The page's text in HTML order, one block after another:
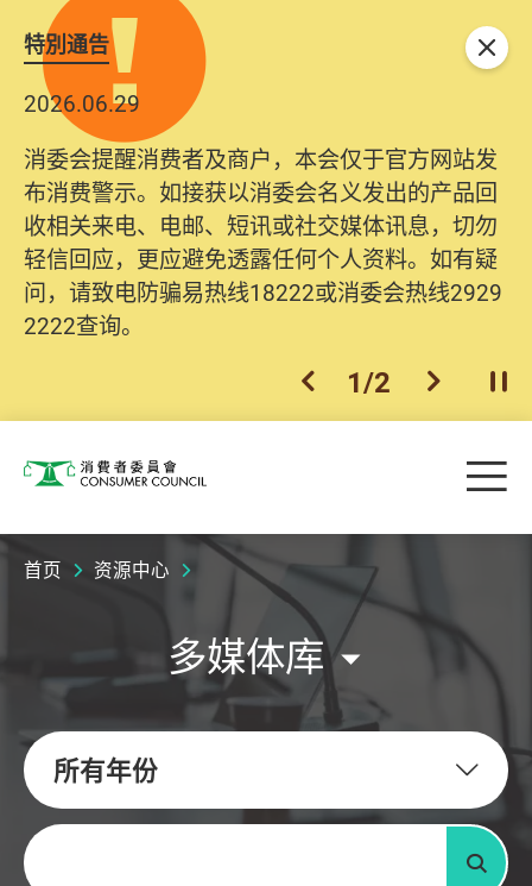
特別通告
2026.06.29
消委会提醒消费者及商户，本会仅于官方网站发
布消费警示。如接获以消委会名义发出的产品回
收相关来电、电邮、短讯或社交媒体讯息，切勿
轻信回应，更应避免透露任何个人资料。如有疑
问，请致电防骗易热线18222或消委会热线2929
2222查询。
上一个
1/2 下一个开
关闭
消费者委员会 目
首页 资源中心
多媒体库
所有年份
关键字
搜寻